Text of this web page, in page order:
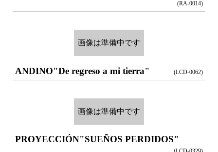
(RA-0014)
画像は準備中です
ANDINO"De regreso a mi tierra" (LCD-0062)
画像は準備中です
PROYECCIÓN"SUEÑOS PERDIDOS"